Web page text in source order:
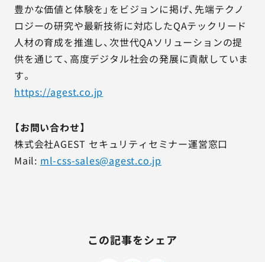
豊かな価値と体験を」をビジョンに掲げ、先端テクノ
ロジーの研究や最新技術に対応したQAテックリード
人材の育成を推進し、次世代QAソリューションの提
供を通じて、高度デジタル社会の発展に貢献していま
す。
https://agest.co.jp
【お問い合わせ】
株式会社AGEST セキュリティセミナー運営窓口
Mail: ml-css-sales@agest.co.jp
この記事をシェア